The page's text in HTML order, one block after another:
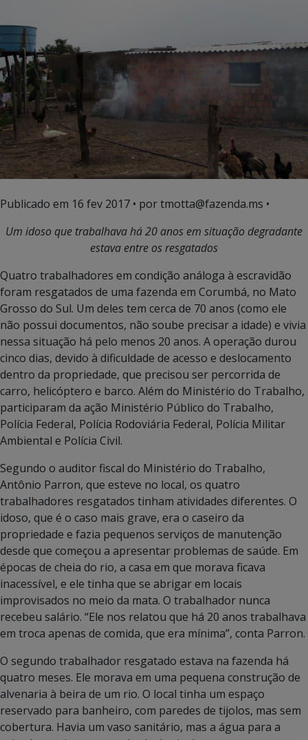
Publicado em 16 fev 2017 • por tmotta@fazenda.ms •
Um idoso que trabalhava há 20 anos em situação degradante
estava entre os resgatados
Quatro trabalhadores em condição análoga à escravidão
foram resgatados de uma fazenda em Corumbá, no Mato
Grosso do Sul. Um deles tem cerca de 70 anos (como ele
não possui documentos, não soube precisar a idade) e vivia
nessa situação há pelo menos 20 anos. A operação durou
cinco dias, devido à dificuldade de acesso e deslocamento
dentro da propriedade, que precisou ser percorrida de
carro, helicóptero e barco. Além do Ministério do Trabalho,
participaram da ação Ministério Público do Trabalho,
Polícia Federal, Polícia Rodoviária Federal, Polícia Militar
Ambiental e Polícia Civil.
Segundo o auditor fiscal do Ministério do Trabalho,
Antônio Parron, que esteve no local, os quatro
trabalhadores resgatados tinham atividades diferentes. O
idoso, que é o caso mais grave, era o caseiro da
propriedade e fazia pequenos serviços de manutenção
desde que começou a apresentar problemas de saúde. Em
épocas de cheia do rio, a casa em que morava ficava
inacessível, e ele tinha que se abrigar em locais
improvisados no meio da mata. O trabalhador nunca
recebeu salário. “Ele nos relatou que há 20 anos trabalhava
em troca apenas de comida, que era mínima”, conta Parron.
O segundo trabalhador resgatado estava na fazenda há
quatro meses. Ele morava em uma pequena construção de
alvenaria à beira de um rio. O local tinha um espaço
reservado para banheiro, com paredes de tijolos, mas sem
cobertura. Havia um vaso sanitário, mas a água para a